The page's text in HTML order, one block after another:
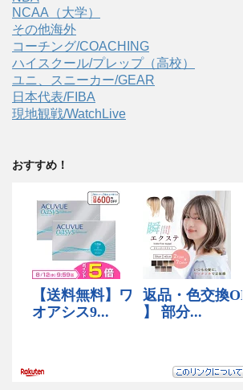
NCAA（大学）
その他海外
コーチング/COACHING
ハイスクール/プレップ（高校）
ユニ、スニーカー/GEAR
日本代表/FIBA
現地観戦/WatchLive
おすすめ！